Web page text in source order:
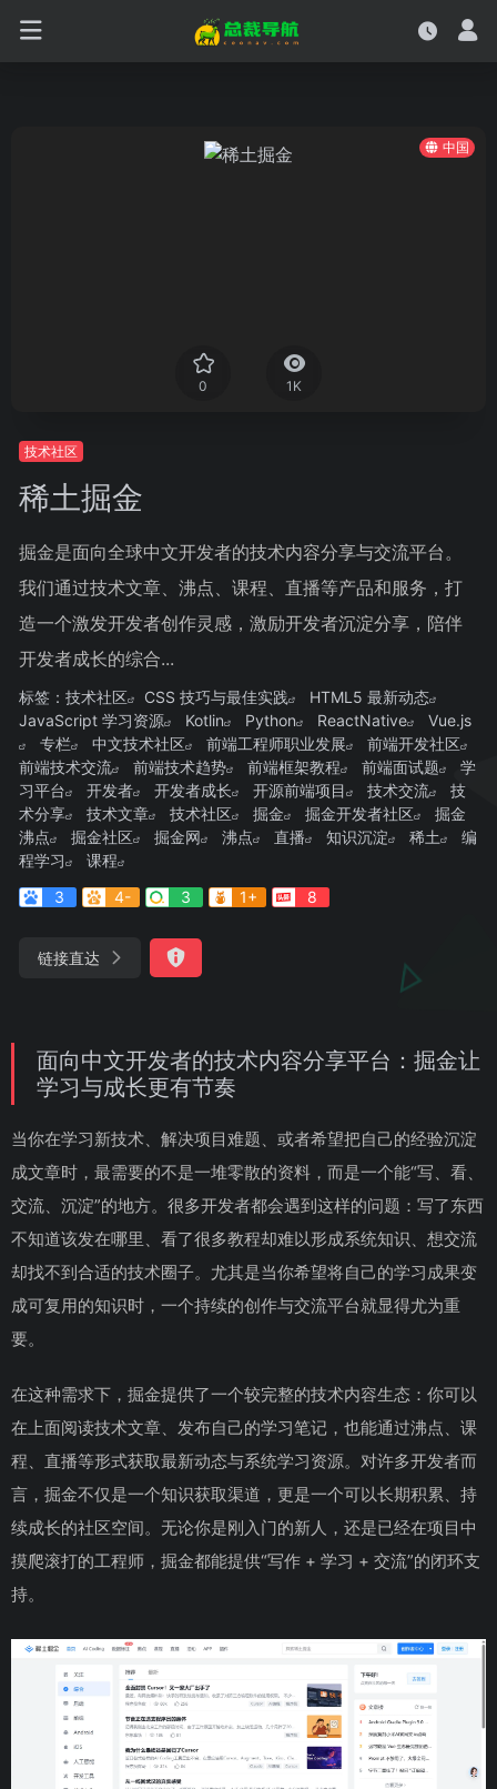
中国
0 1K
技术社区
稀土掘金
掘金是面向全球中文开发者的技术内容分享与交流平台。
我们通过技术文章、沸点、课程、直播等产品和服务，打
造一个激发开发者创作灵感，激励开发者沉淀分享，陪伴
开发者成长的综合...
标签： 技术社区 CSS 技巧与最佳实践
HTML5 最新动态
JavaScript 学习资源
Kotlin Python ReactNative
Vue.js
专栏
中文技术社区 前端工程师职业发展
前端开发社区
前端技术交流
前端技术趋势 前端框架教程 前端面试题
学
习平台
开发者 开发者成长 开源前端项目 技术交流
技
术分享
技术文章 技术社区 掘金 掘金开发者社区
掘金
沸点
掘金社区 掘金网 沸点 直播 知识沉淀 稀土
编
程学习
课程
3
4- 3 1+ 8
链接直达
面向中文开发者的技术内容分享平台：掘金让
学习与成长更有节奏
当你在学习新技术、解决项目难题、或者希望把自己的经验沉淀
成文章时，最需要的不是一堆零散的资料，而是一个能“写、看、
交流、沉淀”的地方。很多开发者都会遇到这样的问题：写了东西
不知道该发在哪里、看了很多教程却难以形成系统知识、想交流
却找不到合适的技术圈子。尤其是当你希望将自己的学习成果变
成可复用的知识时，一个持续的创作与交流平台就显得尤为重
要。
在这种需求下，掘金提供了一个较完整的技术内容生态：你可以
在上面阅读技术文章、发布自己的学习笔记，也能通过沸点、课
程、直播等形式获取最新动态与系统学习资源。对许多开发者而
言，掘金不仅是一个知识获取渠道，更是一个可以长期积累、持
续成长的社区空间。无论你是刚入门的新人，还是已经在项目中
摸爬滚打的工程师，掘金都能提供“写作 + 学习 + 交流”的闭环支
持。